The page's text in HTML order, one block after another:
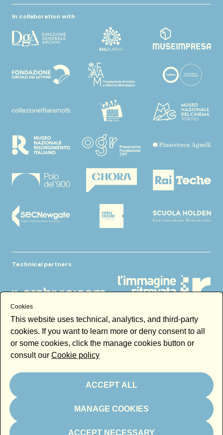
In collaboration with
Technical partners
Magazine partner
Cookies
This website uses technical, analytics, and third-party
cookies. If you want to learn more or deny consent to all
or some cookies, click the manage cookies button or
consult our Cookie policy
ACCEPT ALL
MANAGE COOKIES
ACCEPT NECESSARY